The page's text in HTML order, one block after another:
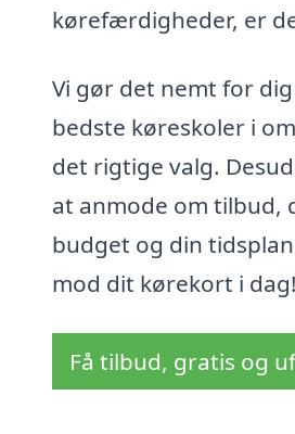
kørefærdigheder, er
Vi gør det nemt for
bedste køreskoler i
det rigtige valg.
at anmode om tilbud,
budget og din
mod dit kørekort i dag!
Få tilbud, gratis og